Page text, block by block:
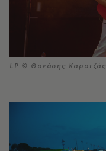
LP © Θανάσης Καρατζάς